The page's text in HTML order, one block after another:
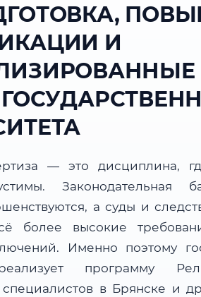
И
— это дисциплина,
Законодательная
а суды и
более высокие
Именно поэтому
программу
специалистов в Брянске и